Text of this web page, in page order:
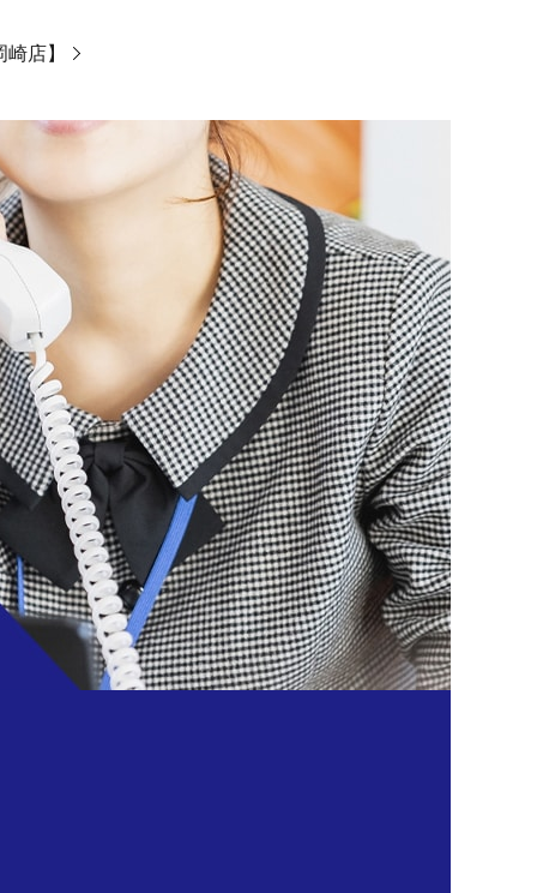
店】